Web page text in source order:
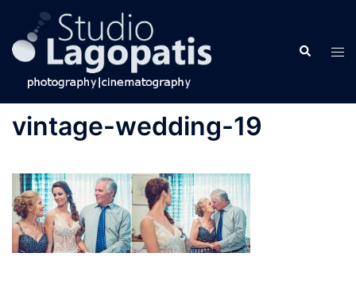
content
Search
vintage-wedding-19